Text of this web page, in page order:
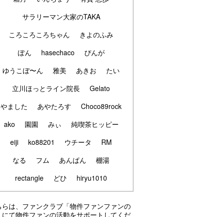
サラリーマン大家のTAKA
ころころころちゃん
きよのふみ
ぽん
hasechaco
ぴんが
ゆうこぼ〜ん
雅美 あきお
たい
立川ほっとライン院長
Gelato
やました
あやたろす
Choco89rock
ako
園園 みぃ
純喫茶ヒッピー
eiji
ko88201 ウチータ
RM
なる
フム あんぱん
棚湯
rectangle
どひ hiryu1010
らは、ファンクラブ「物件ファンファンの
にて物件ファンの活動をサポートしてくだ